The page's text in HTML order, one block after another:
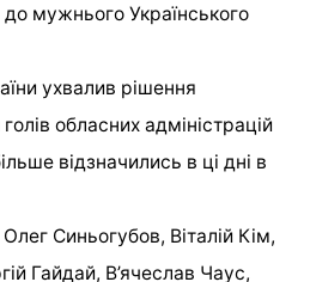
мужнього Українського
ухвалив рішення
обласних адміністрацій
відзначились в ці дні в
Синьогубов, Віталій Кім,
Гайдай, В’ячеслав Чаус,